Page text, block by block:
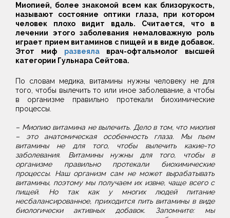
Миопией, более знакомой всем как близорукость,
называют состояние оптики глаза, при котором
человек плохо видит вдаль. Считается, что в
лечении этого заболевания немаловажную роль
играет прием витаминов с пищей и в виде добавок.
Этот миф развеялаврач-офтальмолог высшей
категории Гульнара Сейтова.
По словам медика, витамины нужны человеку не для
того, чтобы вылечить то или иное заболевание, а чтобы
в организме правильно протекали биохимические
процессы.
– Миопию витамина не вылечить. Дело в том, что миопия
– это анатомическая особенность глаза. Мы пьем
витамины не для того, чтобы вылечить какие-то
заболевания. Витамины нужны для того, чтобы в
организме правильно протекали биохимические
процессы. Наш организм сам не может вырабатывать
витамины, поэтому мы получаем их извне, чаще всего с
пищей. Но так как у многих людей питание
несбалансированное, приходится пить витамины в виде
биологически активных добавок. Запомните: мы